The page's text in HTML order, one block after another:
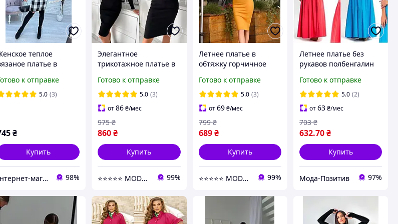
теплое
платье в
разные
к отправке
5.0 (3)
₴
Купить
Інтернет-магазин "Butterfly" 98%
Элегантное
трикотажное платье в
облегающее платье
женское с рукавом
теплое платье с
начесом
Готово к отправке
5.0 (3)
от86₴/мес
860₴
975 ₴
Купить
⭐⭐⭐⭐⭐ MODNI ⭐⭐⭐⭐⭐ 99%
Летнее платье в
обтяжку горчичное
платье футляр
облегающие с
коротким рукавом
Готово к отправке
5.0 (3)
от69 ₴/мес
689 ₴
799 ₴
Купить
⭐⭐⭐⭐⭐ MODNI ⭐⭐⭐⭐⭐ 99%
Летнее платье без
рукавов полбенгалин
Готово к отправке
5.0 (2)
от63₴/мес
632.70₴
703 ₴
Купить
Мода-Позитив 97%